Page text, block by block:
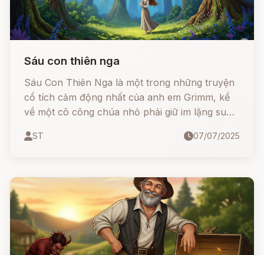
Sáu con thiên nga
Sáu Con Thiên Nga là một trong những truyện
cổ tích cảm động nhất của anh em Grimm, kể
về một cô công chúa nhỏ phải giữ im lặng suốt
giải cứu các anh trai bị biến thành thiên nga.
ST 07/07/2025